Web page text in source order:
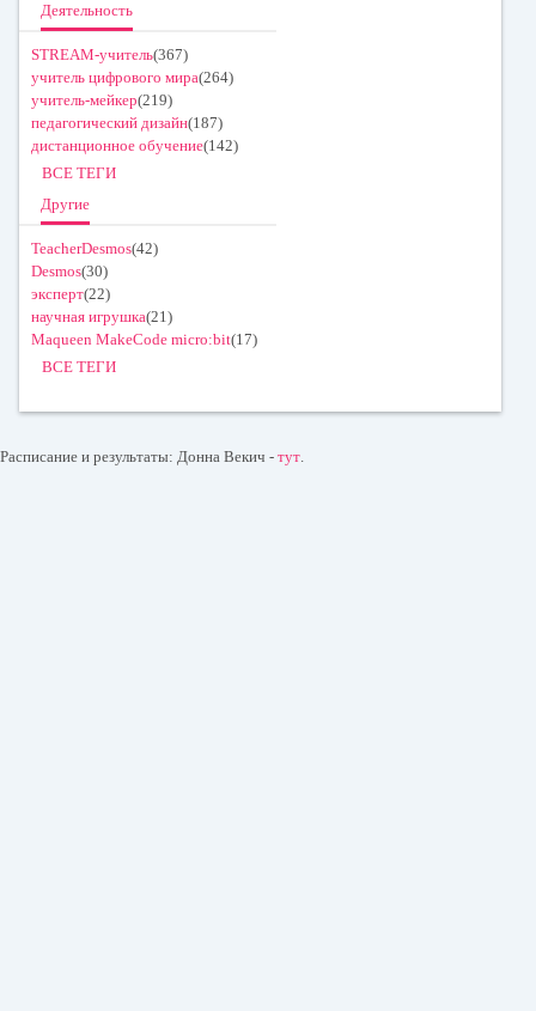
Деятельность
STREAM-учитель(367)
учитель цифрового мира(264)
учитель-мейкер(219)
педагогический дизайн(187)
дистанционное обучение(142)
ВСЕ ТЕГИ
Другие
TeacherDesmos(42)
Desmos(30)
эксперт(22)
научная игрушка(21)
Maqueen MakeCode micro:bit(17)
ВСЕ ТЕГИ
Расписание и результаты: Донна Векич - тут.